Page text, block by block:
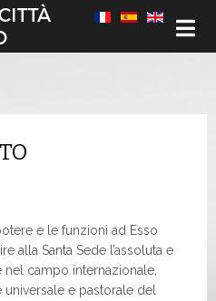
e le funzioni ad Esso
alla Santa Sede l’assoluta e
campo internazionale,
e pastorale del